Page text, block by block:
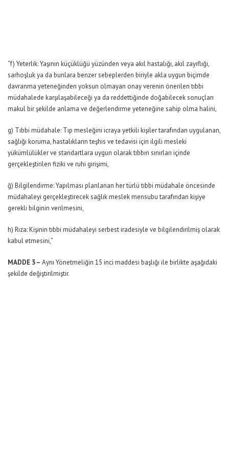
“f) Yeterlik: Yaşının küçüklüğü yüzünden veya akıl hastalığı, akıl zayıflığı,
sarhoşluk ya da bunlara benzer sebeplerden biriyle akla uygun biçimde
davranma yeteneğinden yoksun olmayan onay verenin önerilen tıbbi
müdahalede karşılaşabileceği ya da reddettiğinde doğabilecek sonuçları
makul bir şekilde anlama ve değerlendirme yeteneğine sahip olma halini,
g) Tıbbi müdahale: Tıp mesleğini icraya yetkili kişiler tarafından uygulanan,
sağlığı koruma, hastalıkların teşhis ve tedavisi için ilgili mesleki
yükümlülükler ve standartlara uygun olarak tıbbın sınırları içinde
gerçekleştirilen fiziki ve ruhi girişimi,
ğ) Bilgilendirme: Yapılması planlanan her türlü tıbbi müdahale öncesinde
müdahaleyi gerçekleştirecek sağlık meslek mensubu tarafından kişiye
gerekli bilginin verilmesini,
h) Rıza: Kişinin tıbbi müdahaleyi serbest iradesiyle ve bilgilendirilmiş olarak
kabul etmesini,”
MADDE 3 – Aynı Yönetmeliğin 15 inci maddesi başlığı ile birlikte aşağıdaki
şekilde değiştirilmiştir.